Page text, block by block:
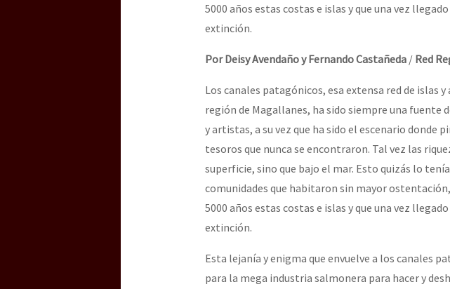
Se o México sabe, que o mundo saiba! Nossas
[25 abr – CDMX] Tokín por el CNI: 30 años de
5000 años estas costas e islas y que una vez
extinción.
Por Deisy Avendaño y Fernando Castañeda / Red
Los canales patagónicos, esa extensa red de islas
región de Magallanes, ha sido siempre una
y artistas, a su vez que ha sido el escenario donde
tesoros que nunca se encontraron. Tal vez las
superficie, sino que bajo el mar. Esto quizás lo
comunidades que habitaron sin mayor
5000 años estas costas e islas y que una vez
extinción.
Esta lejanía y enigma que envuelve a los canales
para la mega industria salmonera para hacer y